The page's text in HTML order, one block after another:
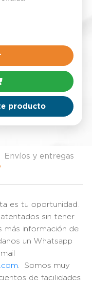
producto
Envíos y entregas
es tu oportunidad.
sin tener
más información de
un Whatsapp
. Somos muy
de facilidades